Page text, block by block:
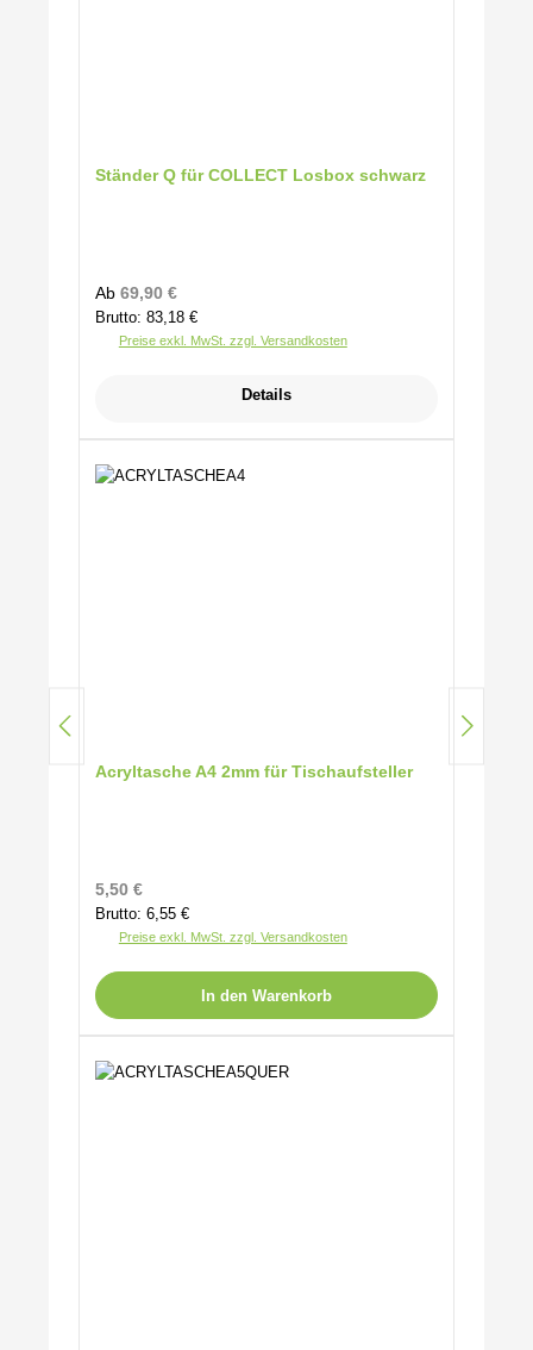
Ständer Q für COLLECT Losbox schwarz
Regulärer Preis:
Ab 69,90 €
Brutto: 83,18 €
Preise exkl. MwSt. zzgl. Versandkosten
Details
Acryltasche A4 2mm für Tischaufsteller
Regulärer Preis:
5,50 €
Brutto: 6,55 €
Preise exkl. MwSt. zzgl. Versandkosten
In den Warenkorb